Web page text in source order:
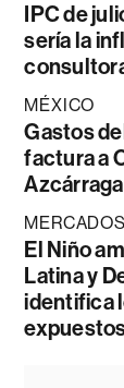
IPC de
sería la
MÉXICO
Gastos
factura a
Azcárraga
MERCADOS
El Niño
Latina y
identifica